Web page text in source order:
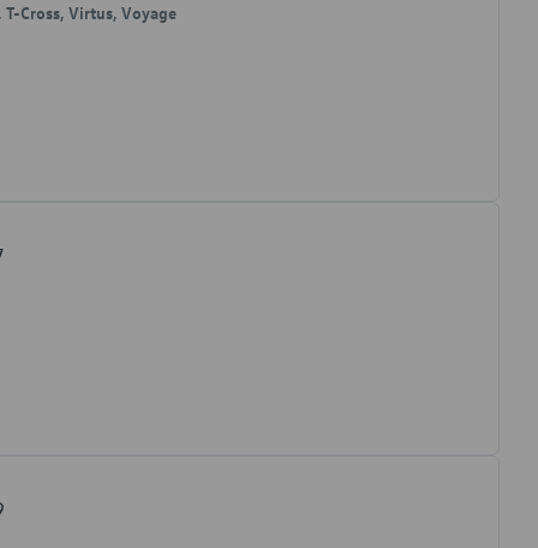
T-Cross, Virtus, Voyage